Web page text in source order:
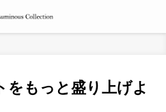
をもっと盛り上げよ